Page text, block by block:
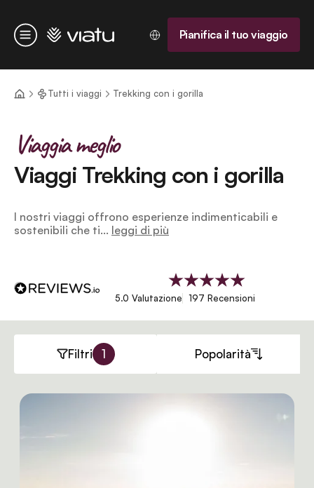
Menu
Homepage Pianifica il tuo viaggio
Tutti i viaggi Trekking con i gorilla
Viaggi Trekking con i gorilla
Viaggia meglio
I nostri viaggi offrono esperienze indimenticabili e
sostenibili che ti... leggi di più
5.0 Valutazione 197 Recensioni
Filtri 1 Popolarità